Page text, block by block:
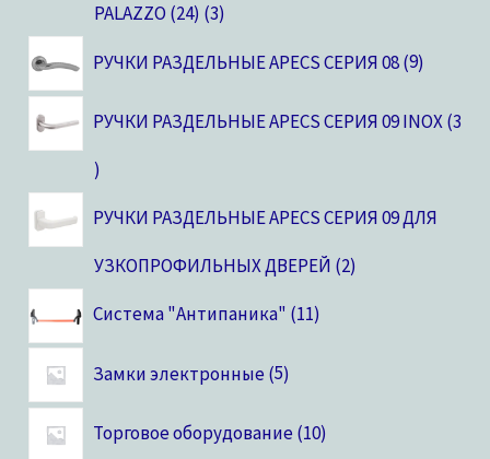
PALAZZO (24) 3
РУЧКИ РАЗДЕЛЬНЫЕ APECS СЕРИЯ 08 9
РУЧКИ РАЗДЕЛЬНЫЕ APECS СЕРИЯ 09 INOX 3
РУЧКИ РАЗДЕЛЬНЫЕ APECS СЕРИЯ 09 ДЛЯ
УЗКОПРОФИЛЬНЫХ ДВЕРЕЙ 2
Система "Антипаника" 11
Замки электронные 5
Торговое оборудование 10